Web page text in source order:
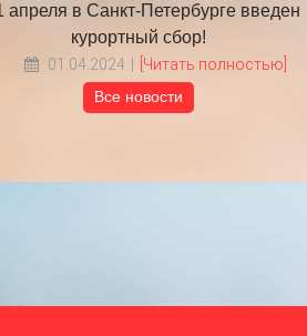
​НА ЧТО ОБРАТИТЬ ВНИМАНИЕ
ВЫБИРАЯ ТУР В ПИТЕР?
18.05.2022 [Читать полностью]
Все новости